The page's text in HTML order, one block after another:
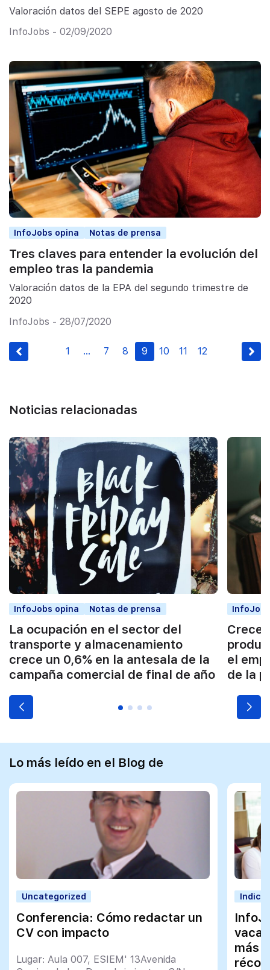
Valoración datos del SEPE agosto de 2020
InfoJobs - 02/09/2020
InfoJobs opina Notas de prensa
Tres claves para entender la evolución del
empleo tras la pandemia
Valoración datos de la EPA del segundo trimestre de
2020
InfoJobs - 28/07/2020
1 … 7 8 9 10 11 12
Noticias relacionadas
InfoJobs opina Notas de prensa
La ocupación en el sector del
transporte y almacenamiento
crece un 0,6% en la antesala de la
campaña comercial de final de año
Crece
el
de la
Lo más leído en el Blog de
Uncategorized
Conferencia: Cómo redactar un
CV con impacto
Lugar: Aula 007, ESIEM' 13Avenida
más